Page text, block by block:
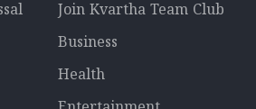
Join Kvartha Team Club
Business
Health